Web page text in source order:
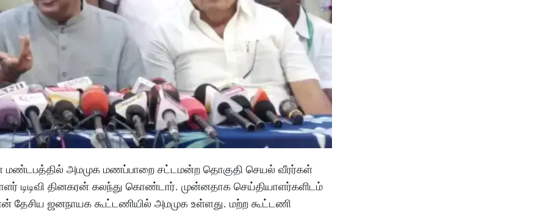
மண்டபத்தில் அமமுக மணப்பாறை சட்டமன்ற தொகுதி செயல் வீரர்கள்
டிடிவி தினகரன் கலந்து கொண்டார். முன்னதாக செய்தியாளர்களிடம்
தேசிய ஜனநாயக கூட்டணியில் அமமுக உள்ளது. மற்ற கூட்டணி